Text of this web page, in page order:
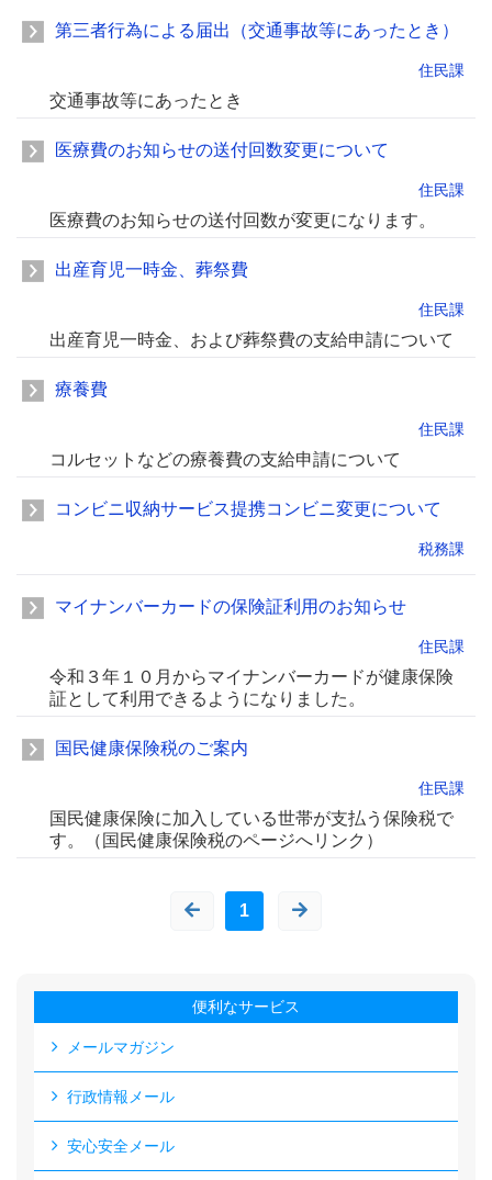
第三者行為による届出（交通事故等にあったとき）
住民課
交通事故等にあったとき
医療費のお知らせの送付回数変更について
住民課
医療費のお知らせの送付回数が変更になります。
出産育児一時金、葬祭費
住民課
出産育児一時金、および葬祭費の支給申請について
療養費
住民課
コルセットなどの療養費の支給申請について
コンビニ収納サービス提携コンビニ変更について
税務課
マイナンバーカードの保険証利用のお知らせ
住民課
令和３年１０月からマイナンバーカードが健康保険
証として利用できるようになりました。
国民健康保険税のご案内
住民課
国民健康保険に加入している世帯が支払う保険税で
す。（国民健康保険税のページへリンク）
1
便利なサービス
メールマガジン
行政情報メール
安心安全メール